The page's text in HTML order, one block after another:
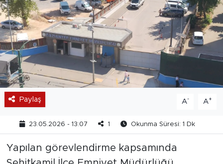
Paylaş A- A+
23.05.2026 - 13:07 1 Okunma Süresi: 1 Dk
Yapılan görevlendirme kapsamında